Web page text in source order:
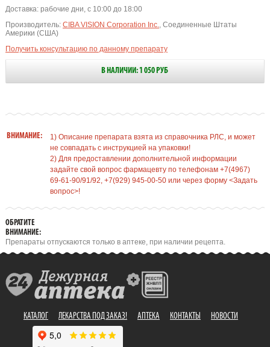
Доставка: рабочие дни, с 10:00 до 18:00
Производитель: CIBA VISION Corporation Inc., Соединенные Штаты
Америки (США)
Получить консультацию по данному препарату
В НАЛИЧИИ: 1 050 РУБ
ВНИМАНИЕ:
1) Описание препарата взята из справочника РЛС, и может
не совпадать с инструкцией на упаковки!
2) Для предоставлении дополнительной информации
задайте свой вопрос фармацевту по телефонам +7(4967)
69-61-90/91/92, +7(929) 945-00-50 или через форму <Задать
вопрос>!
ОБРАТИТЕ
ВНИМАНИЕ:
Препараты отпускаются только в аптеке, при наличии рецепта.
КАТАЛОГ ЛЕКАРСТВА ПОД ЗАКАЗ! АПТЕКА КОНТАКТЫ НОВОСТИ